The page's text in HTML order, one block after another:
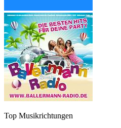
Top Musikrichtungen